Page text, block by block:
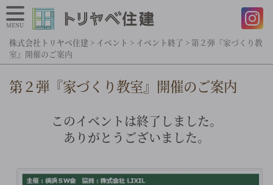
株式会社トリヤベ住建 > イベント > イベント終了 > 第２弾『家づくり教
室』開催のご案内
第２弾『家づくり教室』開催のご案内
このイベントは終了しました。
ありがとうございました。
MENU